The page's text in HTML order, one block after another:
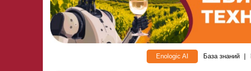
Enologic AI База знаний